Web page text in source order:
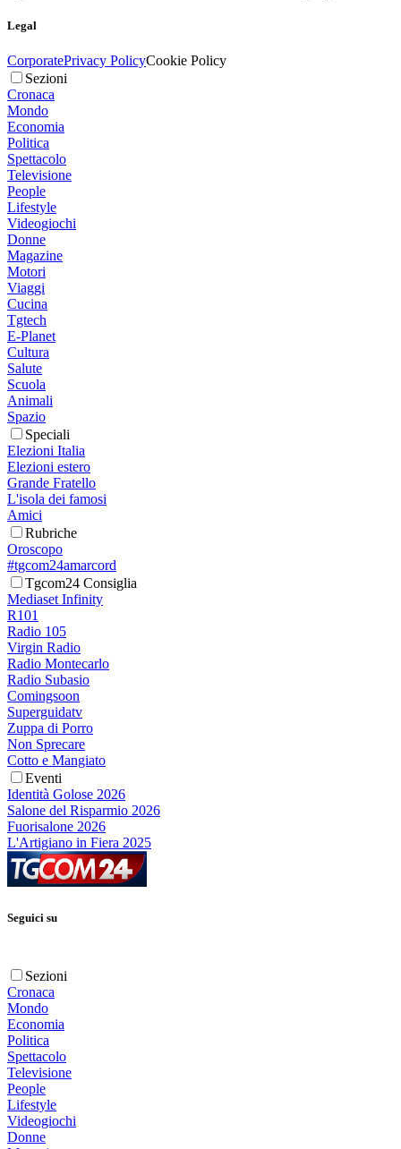
Legal
CorporatePrivacy PolicyCookie Policy
Sezioni
Cronaca
Mondo
Economia
Politica
Spettacolo
Televisione
People
Lifestyle
Videogiochi
Donne
Magazine
Motori
Viaggi
Cucina
Tgtech
E-Planet
Cultura
Salute
Scuola
Animali
Spazio
Speciali
Elezioni Italia
Elezioni estero
Grande Fratello
L'isola dei famosi
Amici
Rubriche
Oroscopo
#tgcom24amarcord
Tgcom24 Consiglia
Mediaset Infinity
R101
Radio 105
Virgin Radio
Radio Montecarlo
Radio Subasio
Comingsoon
Superguidatv
Zuppa di Porro
Non Sprecare
Cotto e Mangiato
Eventi
Identità Golose 2026
Salone del Risparmio 2026
Fuorisalone 2026
L'Artigiano in Fiera 2025
Seguici su
Sezioni
Cronaca
Mondo
Economia
Politica
Spettacolo
Televisione
People
Lifestyle
Videogiochi
Donne